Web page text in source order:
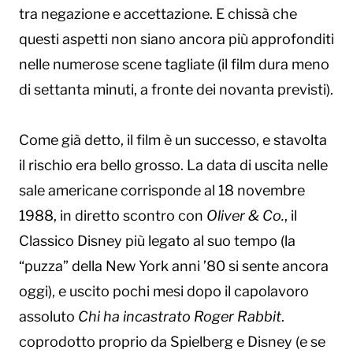
tra negazione e accettazione. E chissà che
questi aspetti non siano ancora più approfonditi
nelle numerose scene tagliate (il film dura meno
di settanta minuti, a fronte dei novanta previsti).
Come già detto, il film è un successo, e stavolta
il rischio era bello grosso. La data di uscita nelle
sale americane corrisponde al 18 novembre
1988, in diretto scontro con Oliver & Co., il
Classico Disney più legato al suo tempo (la
“puzza” della New York anni ’80 si sente ancora
oggi), e uscito pochi mesi dopo il capolavoro
assoluto Chi ha incastrato Roger Rabbit.
coprodotto proprio da Spielberg e Disney (e se